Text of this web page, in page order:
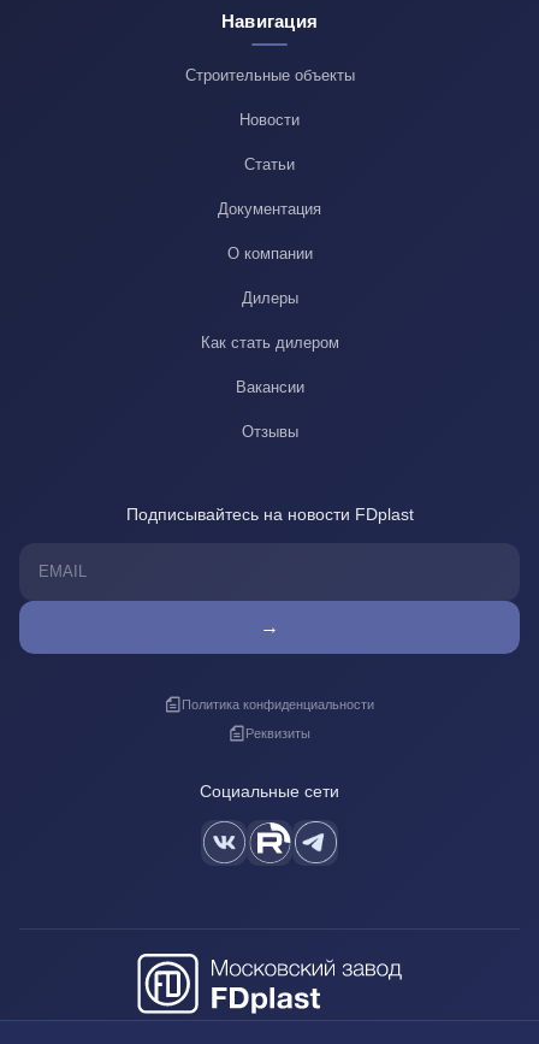
Навигация
Строительные объекты
Новости
Статьи
Документация
О компании
Дилеры
Как стать дилером
Вакансии
Отзывы
Подписывайтесь на новости FDplast
→
Политика конфиденциальности
Реквизиты
Социальные сети